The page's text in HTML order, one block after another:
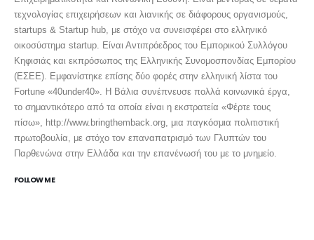
τεχνολογίας επιχειρήσεων και λιανικής σε διάφορους οργανισμούς,
startups & Startup hub, με στόχο να συνεισφέρει στο ελληνικό
οικοσύστημα startup. Είναι Αντιπρόεδρος του Εμπορικού Συλλόγου
Κηφισιάς και εκπρόσωπος της Ελληνικής Συνομοσπονδίας Εμπορίου
(ΕΣΕΕ). Εμφανίστηκε επίσης δύο φορές στην ελληνική λίστα του
Fortune «40under40». Η Βάλια συνέπνευσε πολλά κοινωνικά έργα,
το σημαντικότερο από τα οποία είναι η εκστρατεία «Φέρτε τους
πίσω», http://www.bringthemback.org, μια παγκόσμια πολιτιστική
πρωτοβουλία, με στόχο τον επαναπατρισμό των Γλυπτών του
Παρθενώνα στην Ελλάδα και την επανένωσή του με το μνημείο.
FOLLOW ME